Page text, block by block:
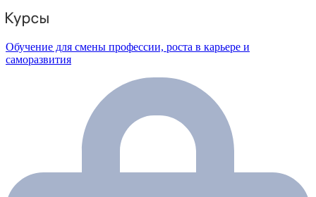
Обучение для смены профессии, роста в карьере и
саморазвития